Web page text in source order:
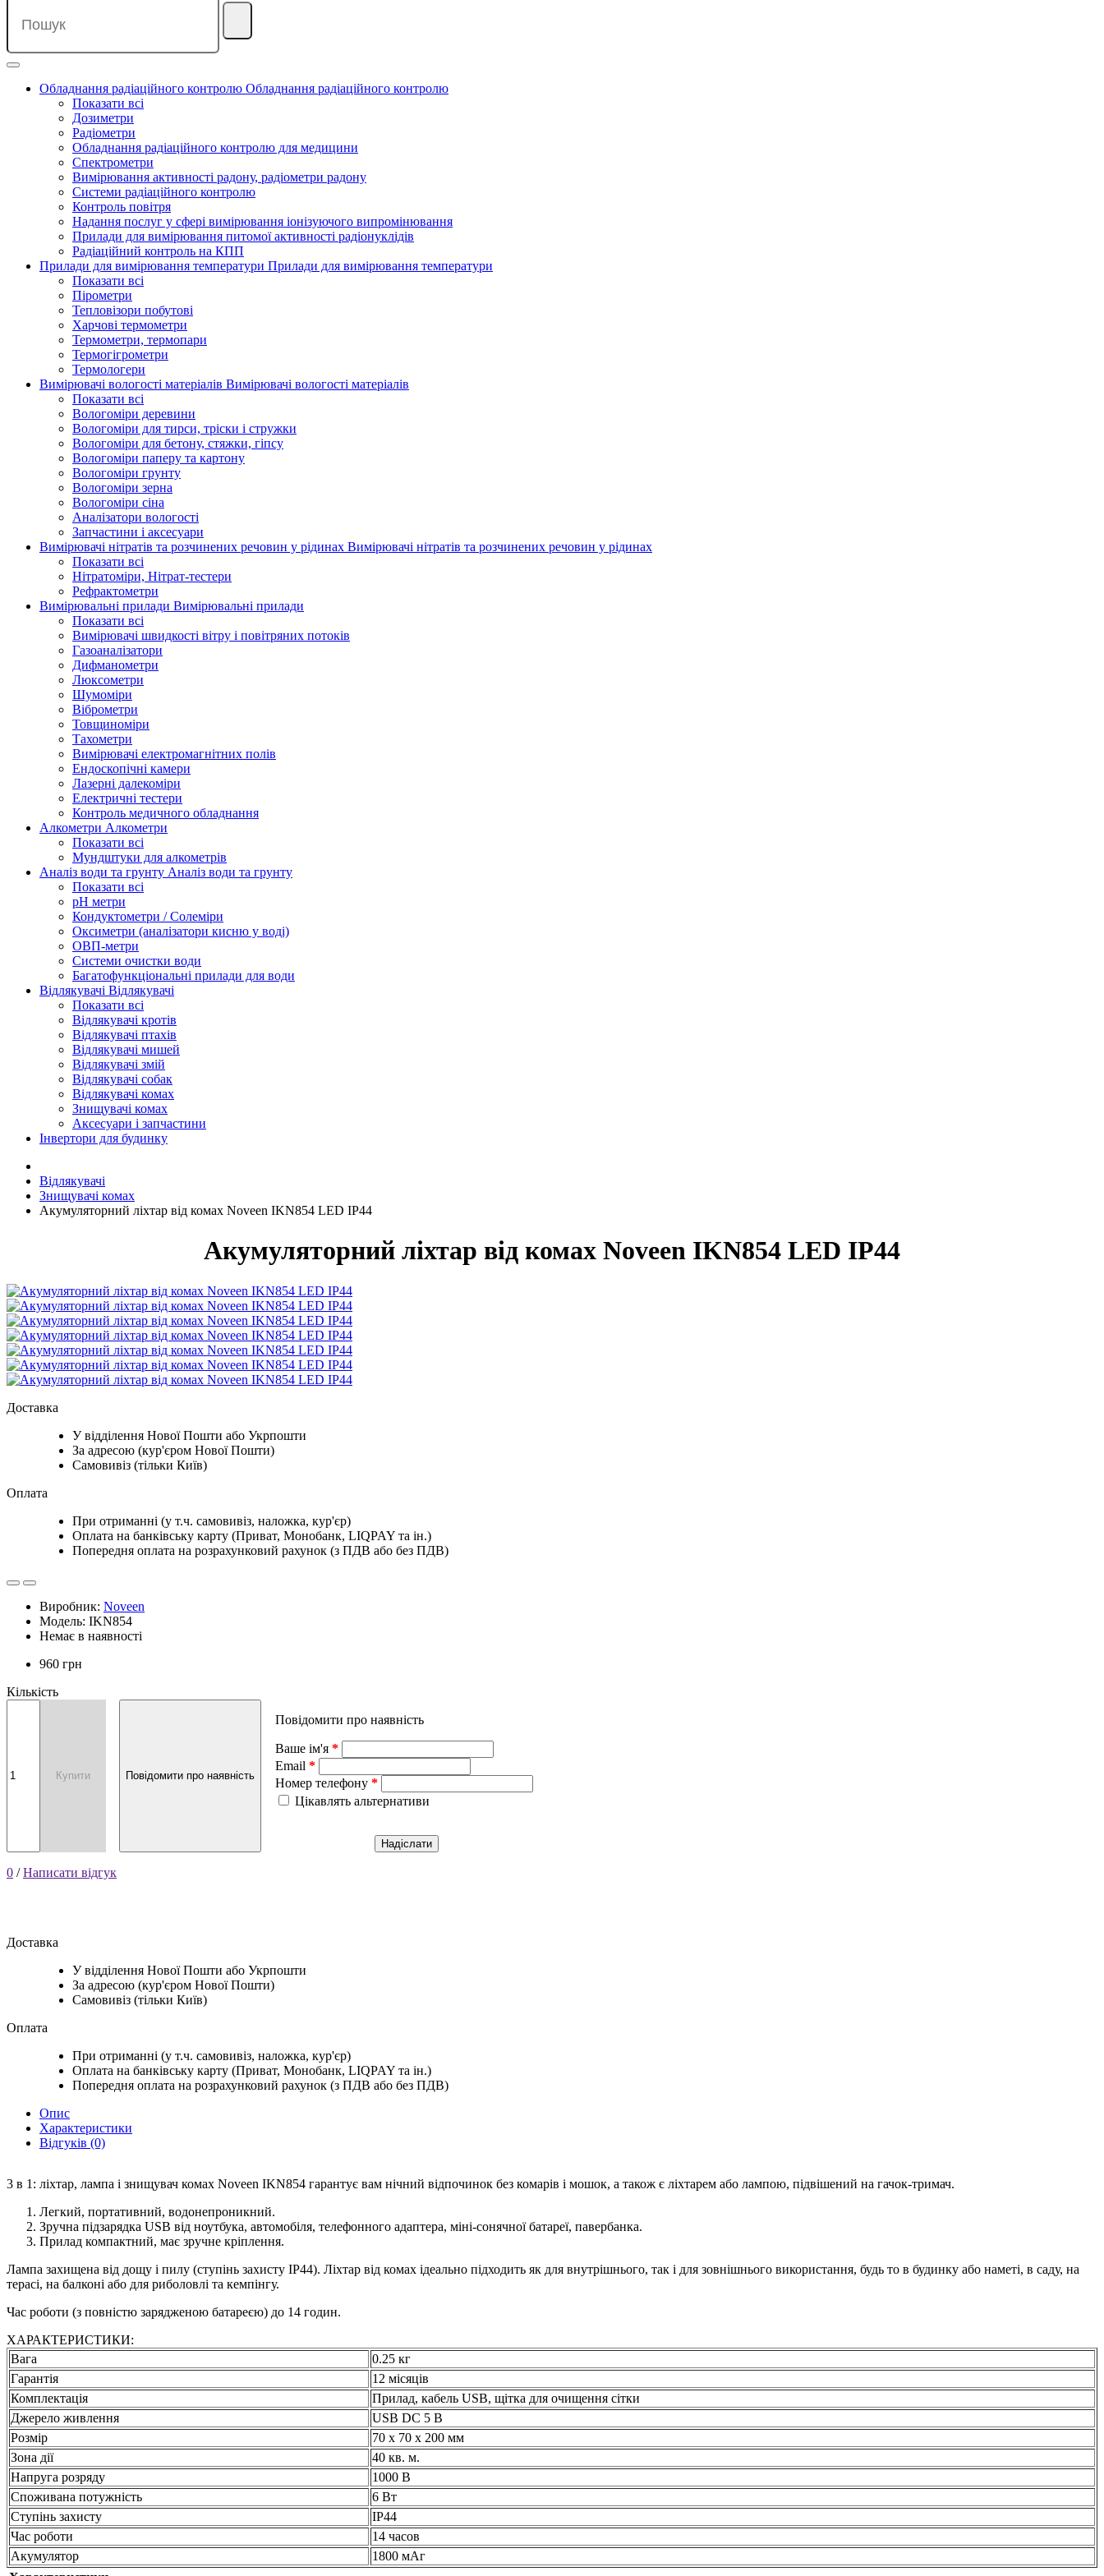
Обладнання радіаційного контролю Обладнання радіаційного контролю
Показати всі
Дозиметри
Радіометри
Обладнання радіаційного контролю для медицини
Спектрометри
Вимірювання активності радону, радіометри радону
Системи радіаційного контролю
Контроль повітря
Надання послуг у сфері вимірювання іонізуючого випромінювання
Прилади для вимірювання питомої активності радіонуклідів
Радіаційний контроль на КПП
Прилади для вимірювання температури Прилади для вимірювання температури
Показати всі
Пірометри
Тепловізори побутові
Харчові термометри
Термометри, термопари
Термогігрометри
Термологери
Вимірювачі вологості матеріалів Вимірювачі вологості матеріалів
Показати всі
Вологоміри деревини
Вологоміри для тирси, тріски і стружки
Вологоміри для бетону, стяжки, гіпсу
Вологоміри паперу та картону
Вологоміри грунту
Вологоміри зерна
Вологоміри сіна
Аналізатори вологості
Запчастини і аксесуари
Вимірювачі нітратів та розчинених речовин у рідинах Вимірювачі нітратів та розчинених речовин у рідинах
Показати всі
Нітратоміри, Нітрат-тестери
Рефрактометри
Вимірювальні прилади Вимірювальні прилади
Показати всі
Вимірювачі швидкості вітру і повітряних потоків
Газоаналізатори
Дифманометри
Люксометри
Шумоміри
Віброметри
Товщиноміри
Тахометри
Вимірювачі електромагнітних полів
Ендоскопічні камери
Лазерні далекоміри
Електричні тестери
Контроль медичного обладнання
Алкометри Алкометри
Показати всі
Мундштуки для алкометрів
Аналіз води та грунту Аналіз води та грунту
Показати всі
рН метри
Кондуктометри / Солеміри
Оксиметри (аналізатори кисню у воді)
ОВП-метри
Системи очистки води
Багатофункціональні прилади для води
Відлякувачі Відлякувачі
Показати всі
Відлякувачі кротів
Відлякувачі птахів
Відлякувачі мишей
Відлякувачі змій
Відлякувачі собак
Відлякувачі комах
Знищувачі комах
Аксесуари і запчастини
Інвертори для будинку
Відлякувачі
Знищувачі комах
Акумуляторний ліхтар від комах Noveen IKN854 LED IP44
Акумуляторний ліхтар від комах Noveen IKN854 LED IP44
Доставка
У відділення Нової Пошти або Укрпошти
За адресою (кур'єром Нової Пошти)
Самовивіз (тільки Київ)
Оплата
При отриманні (у т.ч. самовивіз, наложка, кур'єр)
Оплата на банківську карту (Приват, Монобанк, LIQPAY та ін.)
Попередня оплата на розрахунковий рахунок (з ПДВ або без ПДВ)
Виробник: Noveen
Модель: IKN854
Немає в наявності
960 грн
Кількість
Купити Повідомити про наявність
Повідомити про наявність
Ваше ім'я
Email
Номер телефону
Цікавлять альтернативи
Надіслати
0 /Написати відгук
Доставка
У відділення Нової Пошти або Укрпошти
За адресою (кур'єром Нової Пошти)
Самовивіз (тільки Київ)
Оплата
При отриманні (у т.ч. самовивіз, наложка, кур'єр)
Оплата на банківську карту (Приват, Монобанк, LIQPAY та ін.)
Попередня оплата на розрахунковий рахунок (з ПДВ або без ПДВ)
Опис
Характеристики
Відгуків (0)
3 в 1: ліхтар, лампа і знищувач комах Noveen IKN854 гарантує вам нічний відпочинок без комарів і мошок, а також є ліхтарем або лампою, підвішений на гачок-тримач.
Легкий, портативний, водонепроникний.
Зручна підзарядка USB від ноутбука, автомобіля, телефонного адаптера, міні-сонячної батареї, павербанка.
Прилад компактний, має зручне кріплення.
Лампа захищена від дощу і пилу (ступінь захисту IP44). Ліхтар від комах ідеально підходить як для внутрішнього, так і для зовнішнього використання, будь то в будинку або наметі, в саду, на
терасі, на балконі або для риболовлі та кемпінгу.
Час роботи (з повністю зарядженою батареєю) до 14 годин.
ХАРАКТЕРИСТИКИ:
Вага
0.25 кг
Гарантія
12 місяців
Комплектація
Прилад, кабель USB, щітка для очищення сітки
Джерело живлення
USB DC 5 В
Розмір
70 х 70 х 200 мм
Зона дії
40 кв. м.
Напруга розряду
1000 В
Споживана потужність
6 Вт
Ступінь захисту
IP44
Час роботи
14 часов
Акумулятор
1800 мАг